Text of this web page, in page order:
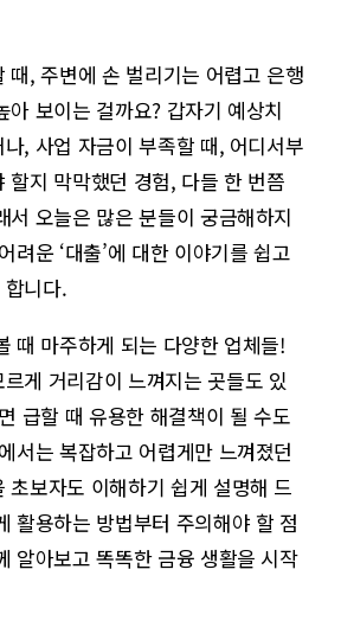
때, 주변에 손 벌리기는 어렵고 은행
아 보이는 걸까요? 갑자기 예상치
, 사업 자금이 부족할 때, 어디서부
할지 막막했던 경험, 다들 한 번쯤
서 오늘은 많은 분들이 궁금해하지
려운 ‘대출’에 대한 이야기를 쉽고
니다.
때 마주하게 되는 다양한 업체들!
게 거리감이 느껴지는 곳들도 있
급할 때 유용한 해결책이 될 수도
서는 복잡하고 어렵게만 느껴졌던
초보자도 이해하기 쉽게 설명해 드
활용하는 방법부터 주의해야 할 점
알아보고 똑똑한 금융 생활을 시작